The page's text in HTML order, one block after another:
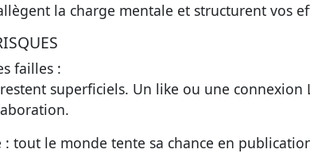
la charge mentale et structurent vos
failles :
superficiels. Un like ou une
: tout le monde tente sa chance en